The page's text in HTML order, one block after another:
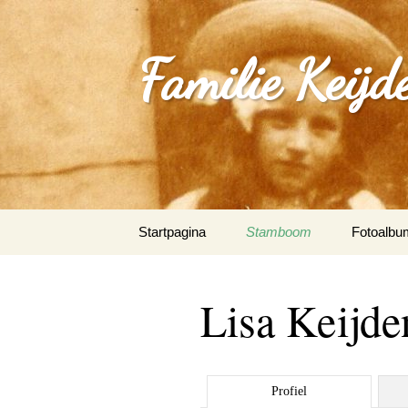
Familie
naar
Startpagina Stamboom
0_Joep
Lisa
Profiel